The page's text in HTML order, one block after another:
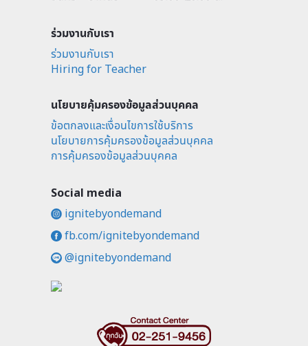
ร่วมงานกับเรา
ร่วมงานกับเรา
Hiring for Teacher
นโยบายคุ้มครองข้อมูลส่วนบุคคล
ข้อตกลงและเงื่อนไขการใช้บริการ
นโยบายการคุ้มครองข้อมูลส่วนบุคคล
การคุ้มครองข้อมูลส่วนบุคคล
Social media
ignitebyondemand
fb.com/ignitebyondemand
@ignitebyondemand